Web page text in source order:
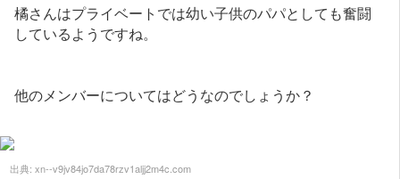
橘さんはプライベートでは幼い子供のパパとしても奮闘
しているようですね。
他のメンバーについてはどうなのでしょうか？
出典: xn--v9jv84jo7da78rzv1aljj2m4c.com